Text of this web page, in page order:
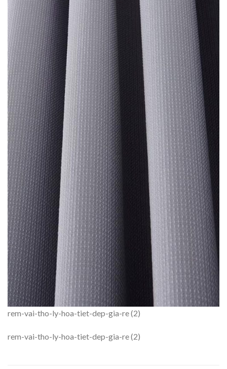
rem-vai-tho-ly-hoa-tiet-dep-gia-re (2)
rem-vai-tho-ly-hoa-tiet-dep-gia-re (2)